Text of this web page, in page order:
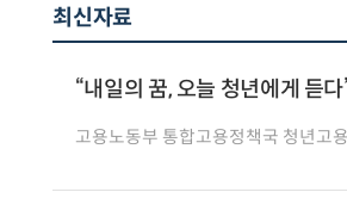
최신자료
“내일의 꿈, 오늘 청년에게 듣다
고용노동부 통합고용정책국 청년고